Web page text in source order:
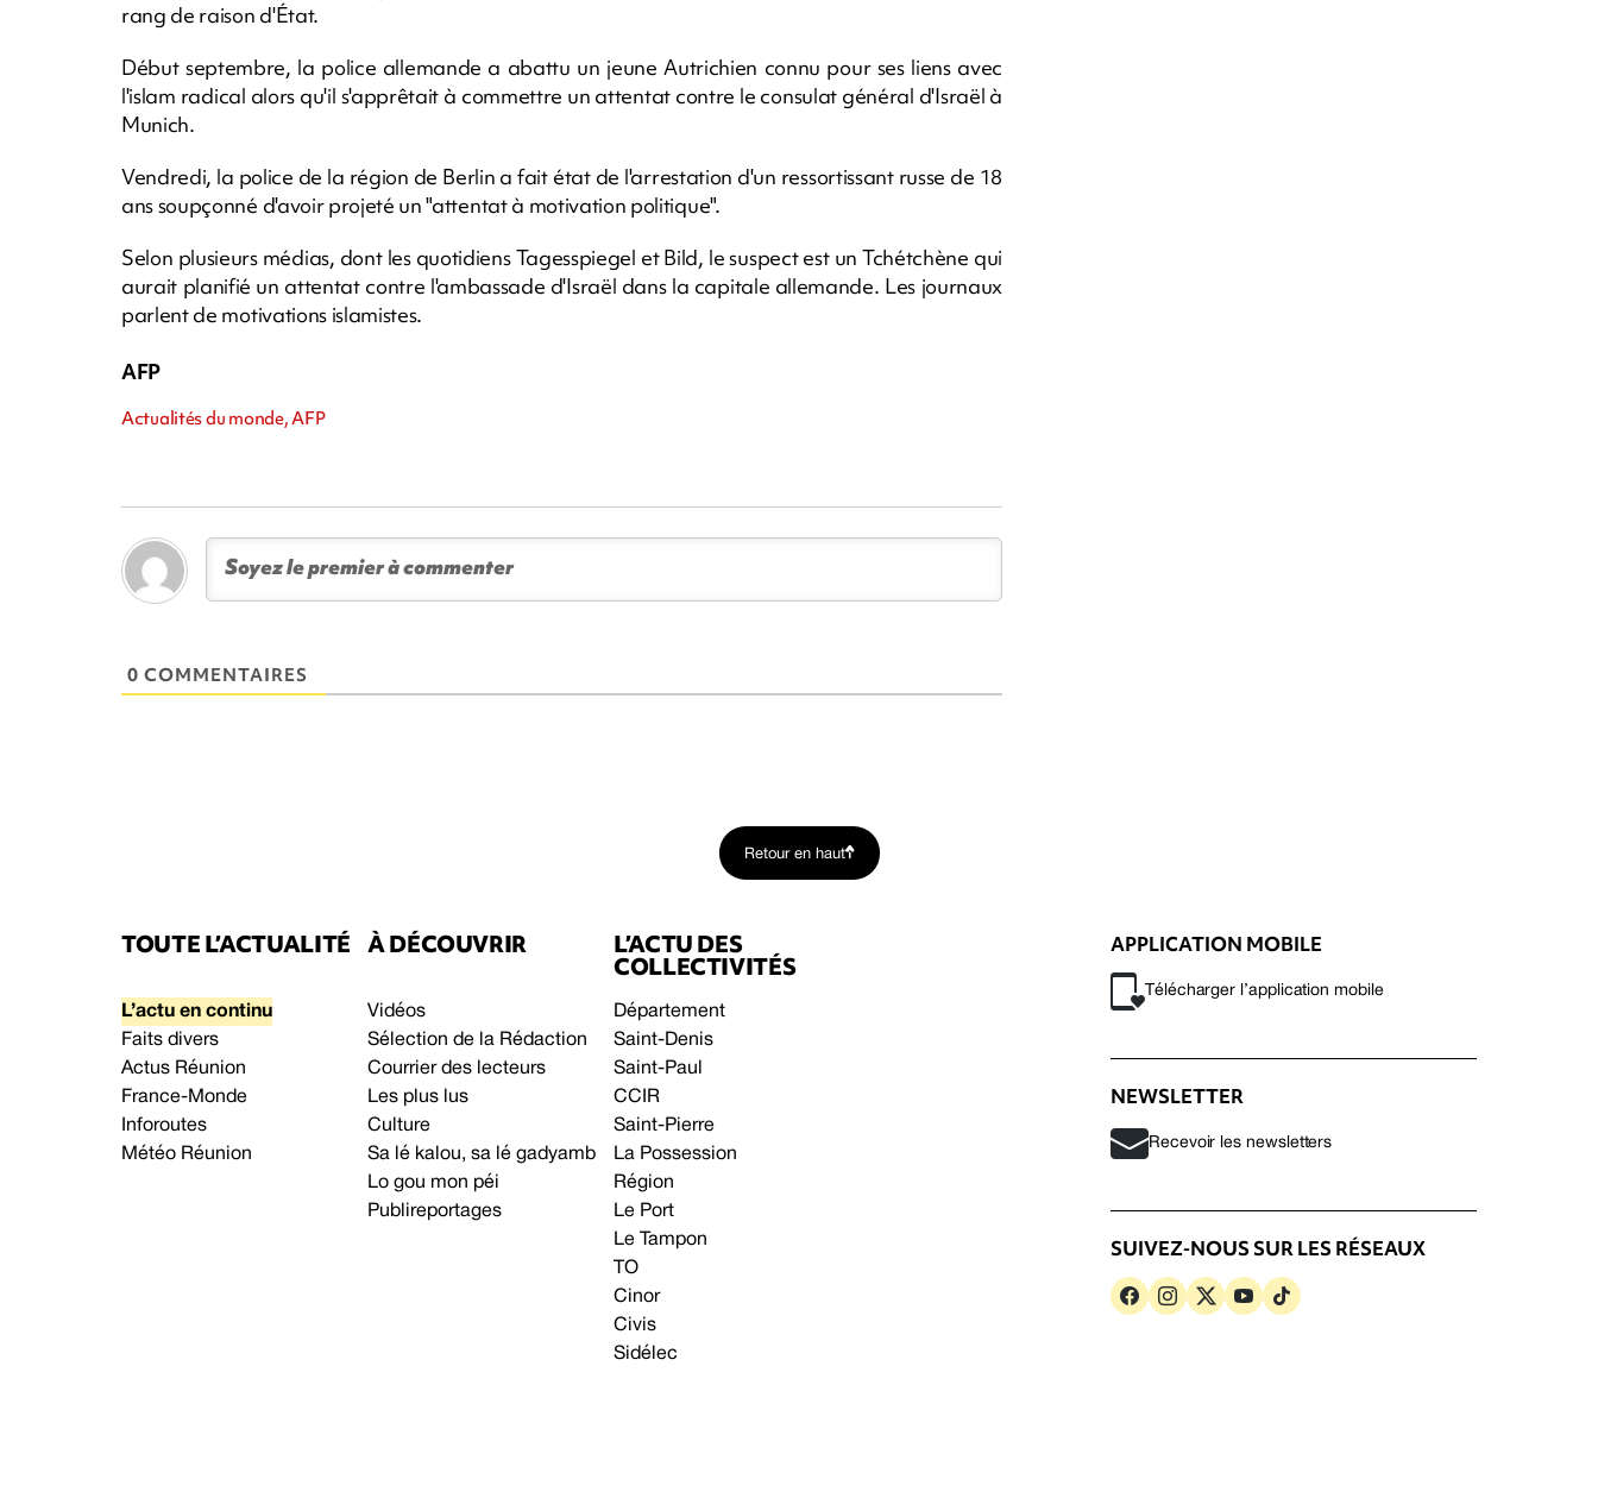
rang de raison d'État.
Début septembre, la police allemande a abattu un jeune Autrichien connu pour ses liens avec
l'islam radical alors qu'il s'apprêtait à commettre un attentat contre le consulat général d'Israël à
Munich.
Vendredi, la police de la région de Berlin a fait état de l'arrestation d'un ressortissant russe de 18
ans soupçonné d'avoir projeté un "attentat à motivation politique".
Selon plusieurs médias, dont les quotidiens Tagesspiegel et Bild, le suspect est un Tchétchène qui
aurait planifié un attentat contre l'ambassade d'Israël dans la capitale allemande. Les journaux
parlent de motivations islamistes.
AFP
Actualités du monde, AFP
0 COMMENTAIRES
Retour en haut
TOUTE L’ACTUALITÉ
L’actu en continu
Faits divers
Actus Réunion
France-Monde
Inforoutes
Météo Réunion
À DÉCOUVRIR
Vidéos
Sélection de la Rédaction
Courrier des lecteurs
Les plus lus
Culture
Sa lé kalou, sa lé gadyamb
Lo gou mon péi
Publireportages
L’ACTU DES
COLLECTIVITÉS
Département
Saint-Denis
Saint-Paul
CCIR
Saint-Pierre
La Possession
Région
Le Port
Le Tampon
TO
Cinor
Civis
Sidélec
APPLICATION MOBILE
Télécharger l’application mobile
NEWSLETTER
Recevoir les newsletters
SUIVEZ-NOUS SUR LES RÉSEAUX